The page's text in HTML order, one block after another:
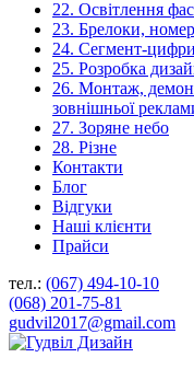
22. Освітлення
23. Брелоки,
24. Сегмент-
25. Розробка
26. Монтаж,
зовнішньої
27. Зоряне небо
28. Різне
Контакти
Блог
Відгуки
Наші клієнти
Прайси
тел.: (067) 494-10-10
(068) 201-75-81
gudvil2017@gmail.com